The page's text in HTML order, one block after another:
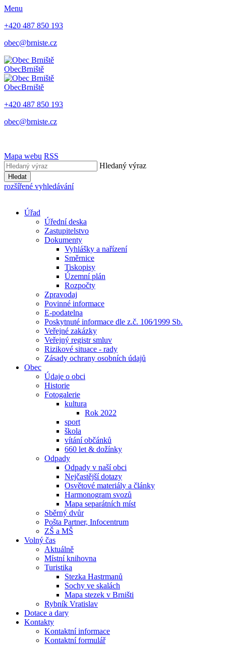
Menu
+420 487 850 193
obec@brniste.cz
ObecBrniště
ObecBrniště
+420 487 850 193
obec@brniste.cz
Mapa webu RSS
Hledaný výraz
Hledat
rozšířené vyhledávání
Úřad
Úřední deska
Zastupitelstvo
Dokumenty
Vyhlášky a nařízení
Směrnice
Tiskopisy
Územní plán
Rozpočty
Zpravodaj
Povinné informace
E-podatelna
Poskytnuté informace dle z.č. 106⁄1999 Sb.
Veřejné zakázky
Veřejný registr smluv
Rizikové situace - rady
Zásady ochrany osobních údajů
Obec
Údaje o obci
Historie
Fotogalerie
kultura
Rok 2022
sport
škola
vítání občánků
660 let & dožínky
Odpady
Odpady v naší obci
Nejčastější dotazy
Osvětové materiály a články
Harmonogram svozů
Mapa separátních míst
Sběrný dvůr
Pošta Partner, Infocentrum
ZŠ a MŠ
Volný čas
Aktuálně
Místní knihovna
Turistika
Stezka Hastrmanů
Sochy ve skalách
Mapa stezek v Brništi
Rybník Vratislav
Dotace a dary
Kontakty
Kontaktní informace
Kontaktní formulář